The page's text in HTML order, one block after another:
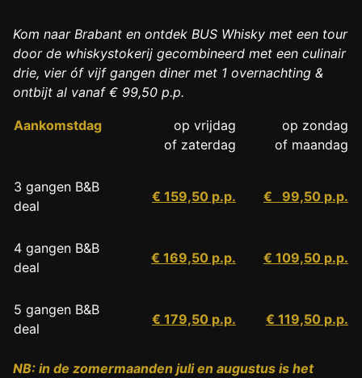
Kom naar Brabant en ontdek BUS Whisky met een tour
door de whiskystokerij gecombineerd met een culinair
drie, vier óf vijf gangen diner met 1 overnachting &
ontbijt al vanaf € 99,50 p.p.
Aankomstdag
op vrijdag
of zaterdag
op zondag
of maandag
3 gangen B&B
deal
€ 159,50 p.p. € 99,50 p.p.
4 gangen B&B
deal
€ 169,50 p.p. € 109,50 p.p.
5 gangen B&B
deal
€ 179,50 p.p. € 119,50 p.p.
NB: in de zomermaanden juli en augustus is het